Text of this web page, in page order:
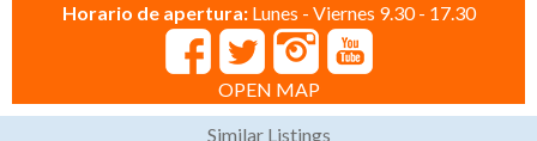
Horario de apertura: Lunes - Viernes 9.30 - 17.30
OPEN MAP
Similar Listings